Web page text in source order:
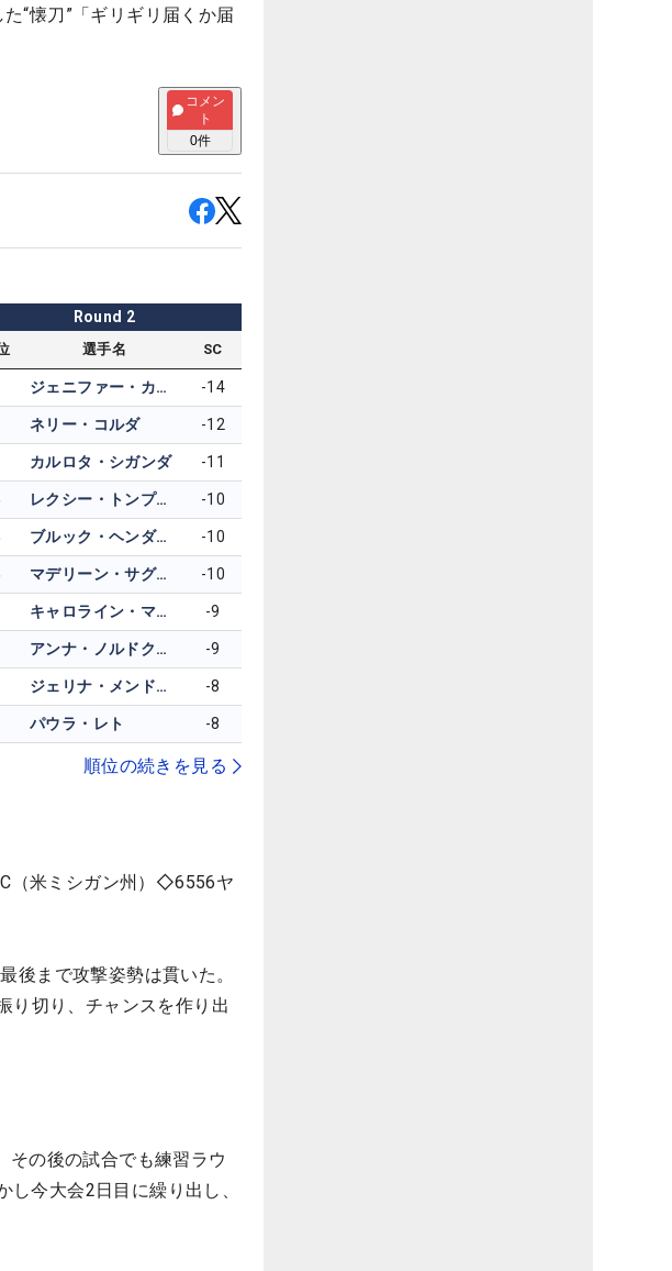
“懐刀”「ギリギリ届くか届
コメン
ト
0件
Round 2
選手名 SC
ジェニファー・カプチョ -14
ネリー・コルダ -12
カルロタ・シガンダ -11
レクシー・トンプソン -10
ブルック・ヘンダーソン -10
マデリーン・サグストロム -10
キャロライン・マッソン -9
アンナ・ノルドクビスト -9
ジェリナ・メンドーサ -8
パウラ・レト -8
順位の続きを見る
（米ミシガン州）◇6556ヤ
後まで攻撃姿勢は貫いた。
り切り、チャンスを作り出
その後の試合でも練習ラウ
今大会2日目に繰り出し、